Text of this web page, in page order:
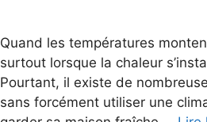
Quand les températures
surtout lorsque la chaleur
Pourtant, il existe de
sans forcément utiliser une